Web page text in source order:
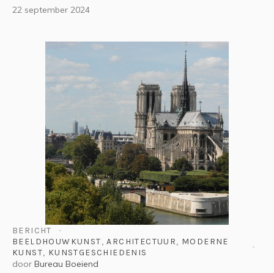
22 september 2024
BERICHT
BEELDHOUWKUNST,ARCHITECTUUR, MODERNE
KUNST, KUNSTGESCHIEDENIS
door Bureau Boeiend